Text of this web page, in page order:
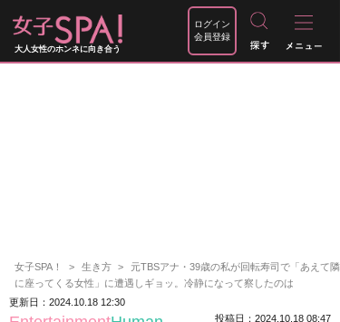
大人女性のホンネに向き合う
ログイン
会員登録
女子SPA！ 生き方
元TBSアナ・39歳の私が回転寿司で「あえて隣
に座ってくる女性」に遭遇しギョッ。冷静になって察したのは
更新日：2024.10.18 12:30
投稿日：2024.10.18 08:47